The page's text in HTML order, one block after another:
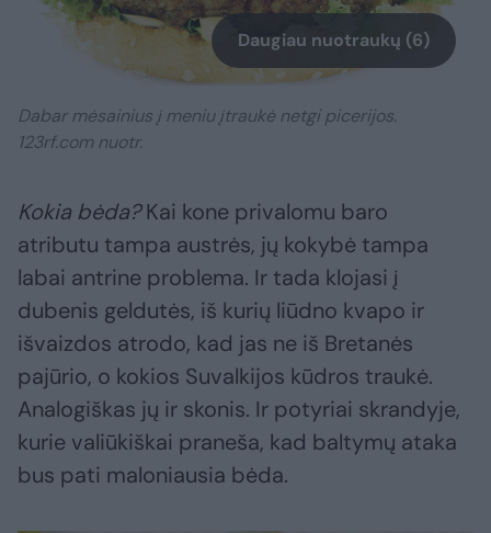
Daugiau nuotraukų (6)
Dabar mėsainius į meniu įtraukė netgi picerijos.
123rf.com nuotr.
Kokia bėda?Kai kone privalomu baro
atributu tampa austrės, jų kokybė tampa
labai antrine problema. Ir tada klojasi į
dubenis geldutės, iš kurių liūdno kvapo ir
išvaizdos atrodo, kad jas ne iš Bretanės
pajūrio, o kokios Suvalkijos kūdros traukė.
Analogiškas jų ir skonis. Ir potyriai skrandyje,
kurie valiūkiškai praneša, kad baltymų ataka
bus pati maloniausia bėda.